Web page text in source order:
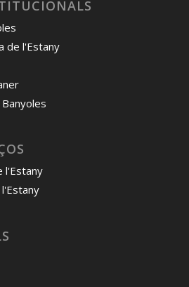
de l'Estany
l'Estany